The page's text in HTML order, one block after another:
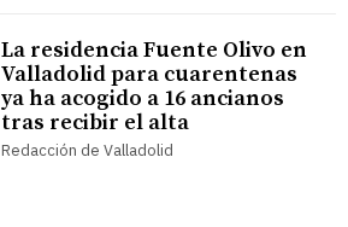
La residencia Fuente Olivo en
Valladolid para cuarentenas
ya ha acogido a 16 ancianos
tras recibir el alta
Redacción de Valladolid